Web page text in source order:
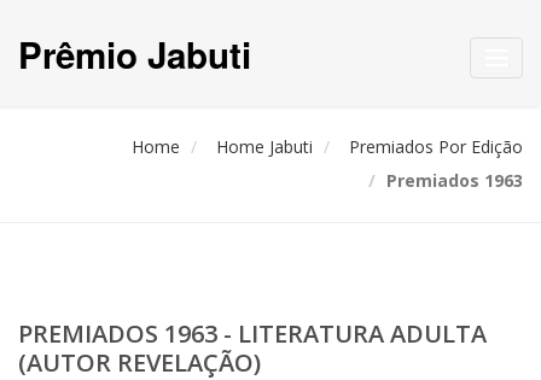
Prêmio Jabuti
Home Home Jabuti
Premiados Por Edição
Premiados 1963
PREMIADOS 1963 - LITERATURA ADULTA
(AUTOR REVELAÇÃO)